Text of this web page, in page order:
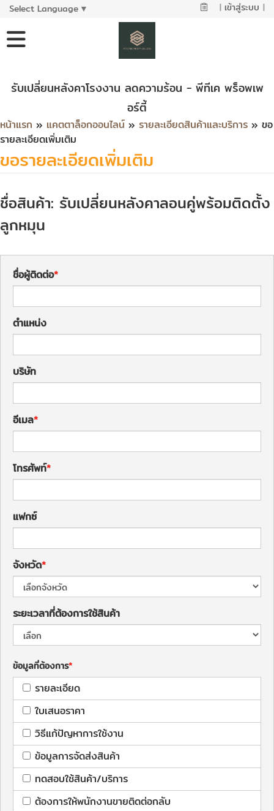
Select Language ▼ | เข้าสู่ระบบ |
รับเปลี่ยนหลังคาโรงงาน ลดความร้อน - พีทีเค พร็อพเพ
อร์ตี้
หน้าแรก » แคตตาล็อกออนไลน์ » รายละเอียดสินค้าและบริการ » ขอ
รายละเอียดเพิ่มเติม
ขอรายละเอียดเพิ่มเติม
ชื่อสินค้า: รับเปลี่ยนหลังคาลอนคู่พร้อมติดตั้ง
ลูกหมุน
ชื่อผู้ติดต่อ
ตำแหน่ง
บริษัท
อีเมล
โทรศัพท์
แฟกซ์
จังหวัด
ระยะเวลาที่ต้องการใช้สินค้า
ข้อมูลที่ต้องการ
รายละเอียด
ใบเสนอราคา
วิธีแก้ปัญหาการใช้งาน
ข้อมูลการจัดส่งสินค้า
ทดสอบใช้สินค้า/บริการ
ต้องการให้พนักงานขายติดต่อกลับ